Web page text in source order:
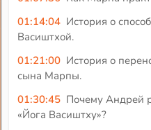
01:14:04 История о
Васиштхой.
01:21:00 История о
сына Марпы.
01:30:45 Почему Андрей
«Йога Васиштху»?